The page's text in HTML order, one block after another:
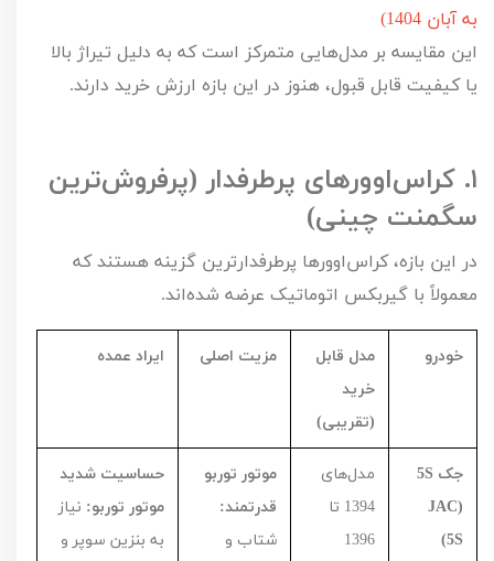
به آبان 1404)
این مقایسه بر مدل‌هایی متمرکز است که به دلیل تیراژ بالا
یا کیفیت قابل قبول، هنوز در این بازه ارزش خرید دارند.
۱. کراس‌اوورهای پرطرفدار (پرفروش‌ترین
سگمنت چینی)
در این بازه، کراس‌اوورها پرطرفدارترین گزینه هستند که
معمولاً با گیربکس اتوماتیک عرضه شده‌اند.
خودرو
مدل قابل
خرید
(تقریبی)
مزیت اصلی ایراد عمده
جک S
5
(
JAC
S
5)
مدل‌های
1394 تا
1396
موتور توربو
قدرتمند:
شتاب و
حساسیت شدید
موتور توربو: نیاز
به بنزین سوپر و